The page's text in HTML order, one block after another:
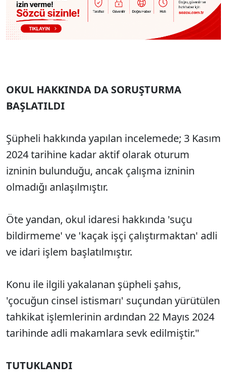
OKUL HAKKINDA DA SORUŞTURMA
BAŞLATILDI
Şüpheli hakkında yapılan incelemede; 3 Kasım
2024 tarihine kadar aktif olarak oturum
izninin bulunduğu, ancak çalışma izninin
olmadığı anlaşılmıştır.
Öte yandan, okul idaresi hakkında 'suçu
bildirmeme' ve 'kaçak işçi çalıştırmaktan' adli
ve idari işlem başlatılmıştır.
Konu ile ilgili yakalanan şüpheli şahıs,
'çocuğun cinsel istismarı' suçundan yürütülen
tahkikat işlemlerinin ardından 22 Mayıs 2024
tarihinde adli makamlara sevk edilmiştir."
TUTUKLANDI